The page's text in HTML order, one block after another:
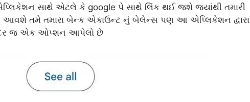
સાથે એટલે કે google પે સાથે લિંક થઈ જશે જ્યાંથી તમારી
આવશે તમે તમારા બેન્ક એકાઉન્ટ નું બેલેન્સ પણ આ એપ્લિકેશન દ્વારા
જ એક ઓપ્શન આપેલો છે